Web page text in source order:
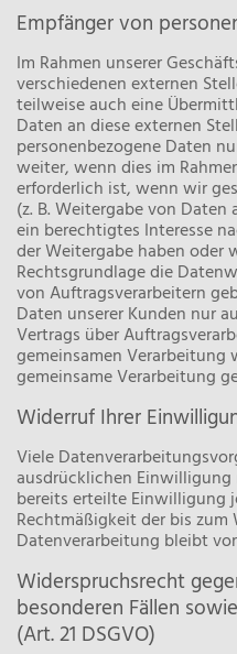
Empfänger von
Im Rahmen unserer
verschiedenen externen
teilweise auch eine
Daten an diese externen
personenbezogene Daten
weiter, wenn dies im
erforderlich ist, wenn wir
(z. B. Weitergabe von
ein berechtigtes Interesse
der Weitergabe haben oder
Rechtsgrundlage die
von Auftragsverarbeitern
Daten unserer Kunden nur
Vertrags über
gemeinsamen Verarbeitung
gemeinsame Verarbeitung
Widerruf Ihrer
Viele
ausdrücklichen
bereits erteilte Einwilligung
Rechtmäßigkeit der bis
Datenverarbeitung bleibt
Widerspruchsrecht
besonderen Fällen
(Art. 21 DSGVO)